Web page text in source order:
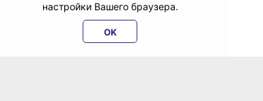
настройки Вашего браузера.
OK